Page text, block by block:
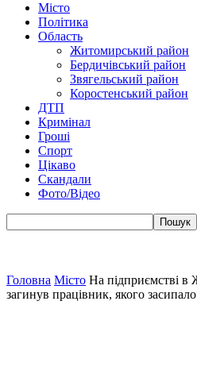
Місто
Політика
Область
Житомирський район
Бердичівський район
Звягельський район
Коростенський район
ДТП
Кримінал
Гроші
Спорт
Цікаво
Скандали
Фото/Відео
Головна Місто На підприємстві в
загинув працівник, якого